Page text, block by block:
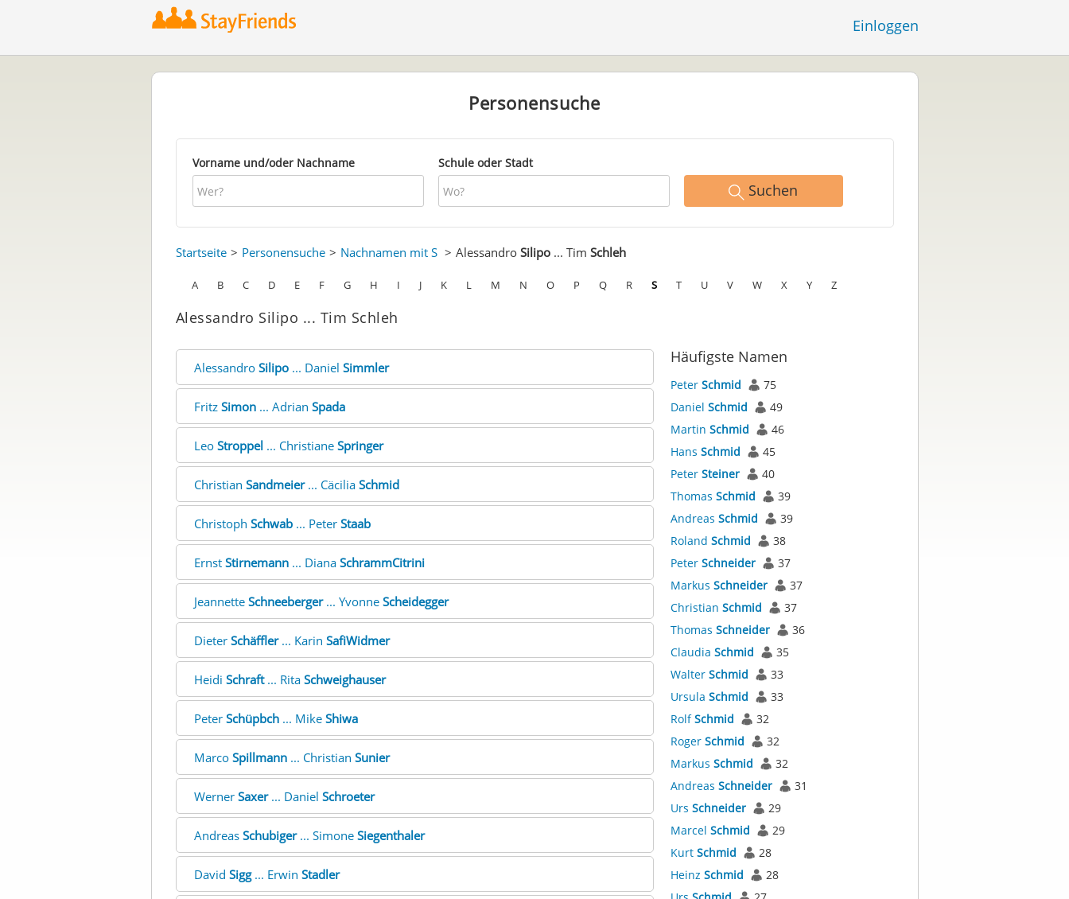
Einloggen
Personensuche
Vorname und/oder Nachname Schule oder Stadt
Suchen
Startseite Personensuche Nachnamen mit S Alessandro Silipo... Tim Schleh
A B C D E F G H I J K L M N O P Q R S T U V W X Y Z
Alessandro Silipo ... Tim Schleh
Alessandro Silipo... Daniel Simmler
Fritz Simon... Adrian Spada
Leo Stroppel ... Christiane Springer
Christian Sandmeier... Cäcilia Schmid
Christoph Schwab... Peter Staab
Ernst Stirnemann... Diana SchrammCitrini
Jeannette Schneeberger... Yvonne Scheidegger
Dieter Schäffler... Karin SafiWidmer
Heidi Schraft... Rita Schweighauser
Peter Schüpbch... Mike Shiwa
Marco Spillmann... Christian Sunier
Werner Saxer... Daniel Schroeter
Andreas Schubiger... Simone Siegenthaler
David Sigg... Erwin Stadler
Häufigste Namen
Peter Schmid
75
Daniel Schmid
49
Martin Schmid
46
Hans Schmid
45
Peter Steiner
40
Thomas Schmid
39
Andreas Schmid
39
Roland Schmid
38
Peter Schneider
37
Markus Schneider
37
Christian Schmid
37
Thomas Schneider
36
Claudia Schmid
35
Walter Schmid
33
Ursula Schmid
33
RolfSchmid
32
Roger Schmid
32
Markus Schmid
32
Andreas Schneider
31
Urs Schneider
29
Marcel Schmid
29
Kurt Schmid
28
Heinz Schmid
28